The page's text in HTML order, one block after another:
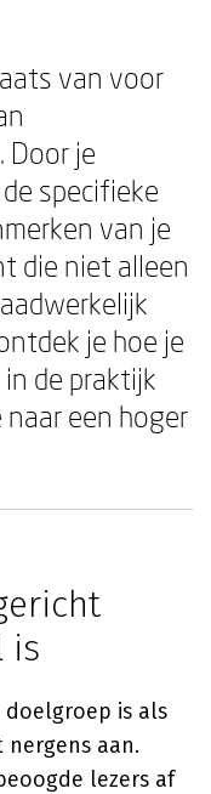
van voor
Door je
specifieke
van je
die niet alleen
je hoe je
de praktijk
een hoger
is
is als
aan.
lezers af